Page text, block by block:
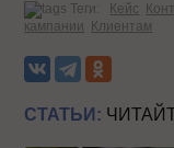
Теги: Кейс
кампании
Клиентам
СТАТЬИ: